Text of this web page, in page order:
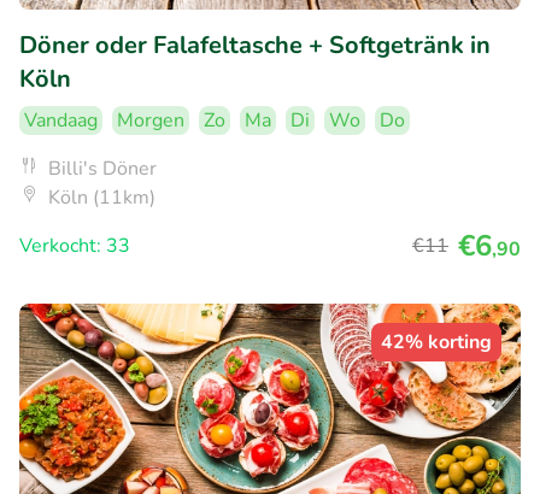
Döner oder Falafeltasche + Softgetränk in
Köln
Vandaag Morgen Zo Ma Di Wo
Do
Billi's Döner
Köln (11km)
Verkocht: 33
€11 €6,90
42% korting